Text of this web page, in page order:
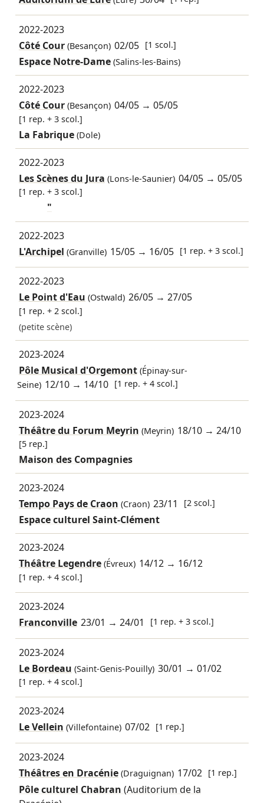
2022-2023
Côté Cour(Besançon) 02/05 [1 scol.]
Espace Notre-Dame (Salins-les-Bains)
2022-2023
Côté Cour(Besançon) 04/05 →05/05
[1 rep. + 3 scol.]
La Fabrique (Dole)
2022-2023
Les Scènes du Jura (Lons-le-Saunier) 04/05 →05/05
[1 rep. + 3 scol.]
"
2022-2023
L'Archipel (Granville) 15/05 → 16/05 [1 rep. + 3 scol.]
2022-2023
Le Point d'Eau (Ostwald) 26/05 →27/05
[1 rep. + 2 scol.]
(petite scène)
2023-2024
Pôle Musical d'Orgemont(Épinay-sur-
Seine) 12/10 → 14/10 [1 rep. + 4 scol.]
2023-2024
Théâtre du Forum Meyrin (Meyrin) 18/10 →24/10
[5 rep.]
Maison des Compagnies
2023-2024
Tempo Pays de Craon (Craon) 23/11 [2 scol.]
Espace culturel Saint-Clément
2023-2024
Théâtre Legendre(Évreux) 14/12 → 16/12
[1 rep. + 4 scol.]
2023-2024
Franconville 23/01 →24/01 [1 rep. + 3 scol.]
2023-2024
Le Bordeau (Saint-Genis-Pouilly) 30/01 →01/02
[1 rep. + 4 scol.]
2023-2024
Le Vellein (Villefontaine) 07/02 [1 rep.]
2023-2024
Théâtres en Dracénie(Draguignan) 17/02 [1 rep.]
Pôle culturel Chabran (Auditorium de la